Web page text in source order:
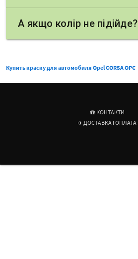
А якщо колір не підійде?
Купить краску для автомобиля Opel CORSA OPC
☎️ КОНТАКТИ
✈️ ДОСТАВКА І ОПЛАТА